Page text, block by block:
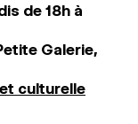
de 18h à
Galerie,
culturelle